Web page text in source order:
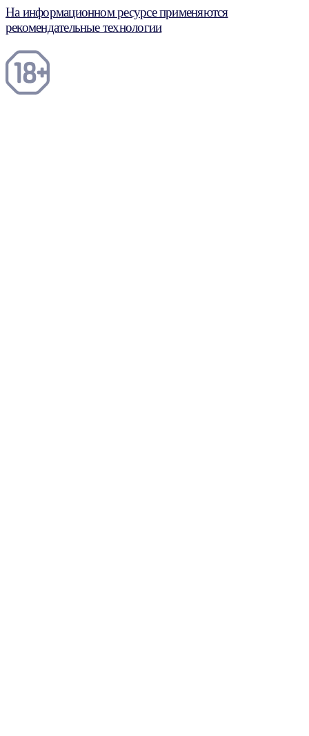
На информационном ресурсе применяются
рекомендательные технологии